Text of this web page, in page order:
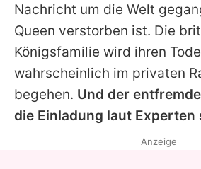
Nachricht um die Welt
Queen verstorben ist. Die
Königsfamilie wird ihren
wahrscheinlich im privaten
begehen. Und der
die Einladung laut
Anzeige